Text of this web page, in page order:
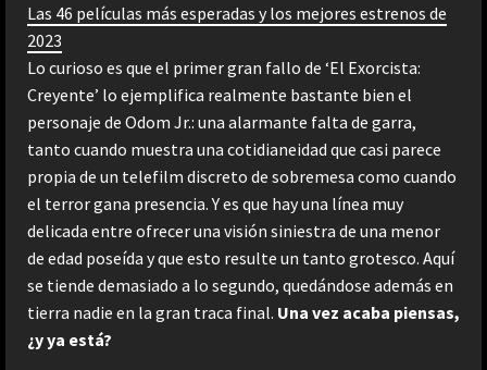
Las 46 películas más esperadas y los mejores estrenos de
2023
Lo curioso es que el primer gran fallo de ‘El Exorcista:
Creyente’ lo ejemplifica realmente bastante bien el
personaje de Odom Jr.: una alarmante falta de garra,
tanto cuando muestra una cotidianeidad que casi parece
propia de un telefilm discreto de sobremesa como cuando
el terror gana presencia. Y es que hay una línea muy
delicada entre ofrecer una visión siniestra de una menor
de edad poseída y que esto resulte un tanto grotesco. Aquí
se tiende demasiado a lo segundo, quedándose además en
tierra nadie en la gran traca final. Una vez acaba piensas,
¿y ya está?